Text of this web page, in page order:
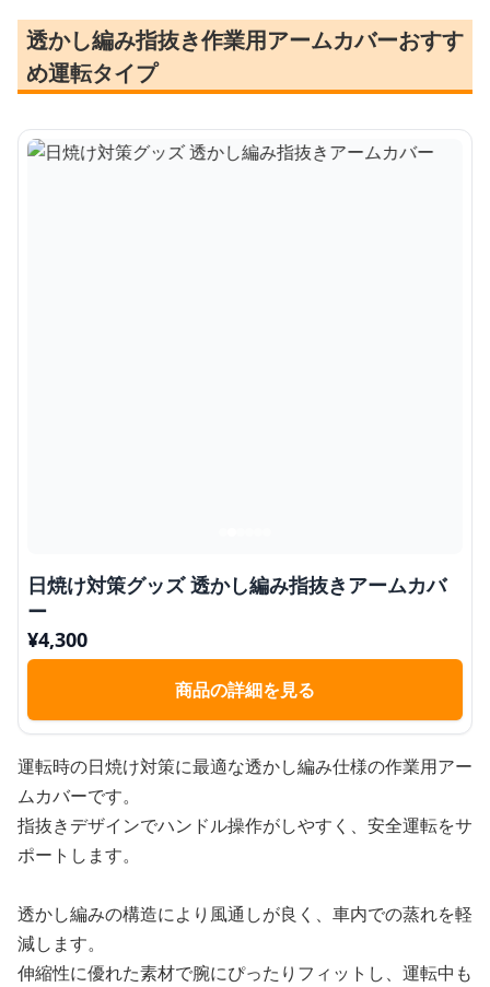
透かし編み指抜き作業用アームカバーおすす
め運転タイプ
日焼け対策グッズ 透かし編み指抜きアームカバ
ー
¥4,300
商品の詳細を見る
運転時の日焼け対策に最適な透かし編み仕様の作業用アー
ムカバーです。
指抜きデザインでハンドル操作がしやすく、安全運転をサ
ポートします。
透かし編みの構造により風通しが良く、車内での蒸れを軽
減します。
伸縮性に優れた素材で腕にぴったりフィットし、運転中も